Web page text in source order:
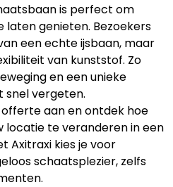
is perfect om
genieten. Bezoekers
een echte ijsbaan, maar
van kunststof. Zo
en een unieke
snel vergeten.
aan en ontdek hoe
locatie te veranderen in een
Axitraxi kies je voor
schaatsplezier, zelfs